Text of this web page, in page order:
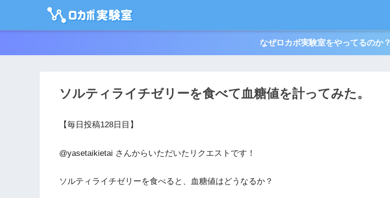
なぜロカボ実験室をやってるのか？
ソルティライチゼリーを食べて血糖値を計ってみた。
【毎日投稿128日目】
@yasetaikietai さんからいただいたリクエストです！
ソルティライチゼリーを食べると、血糖値はどうなるか？